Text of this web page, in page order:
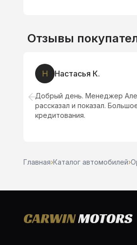
Отзывы
Н Настасья К.
Добрый день. Менеджер
рассказал и показал.
кредитования.
Главная›Каталог автомобилей›